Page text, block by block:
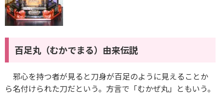
百足丸（むかでまる）由来伝説
邪心を持つ者が見ると刀身が百足のように見えることか
ら名付けられた刀だという。方言で「むかぜ丸」ともいう。